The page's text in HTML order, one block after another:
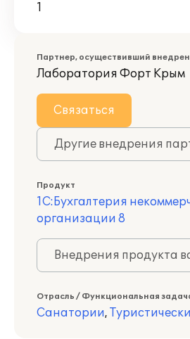
1
Партнер, осуществивший
Лаборатория Форт Крым
Связаться
Другие внедрения
Продукт
1С:Бухгалтерия
организации 8
Внедрения продукта
Отрасль / Функциональная
Санатории,